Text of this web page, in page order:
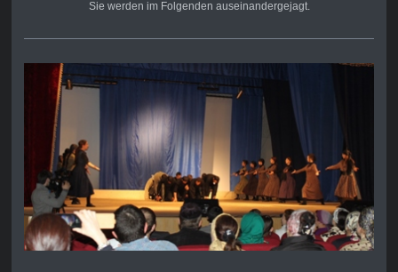
Sie werden im Folgenden auseinandergejagt.